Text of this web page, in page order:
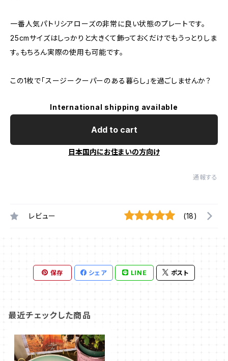
一番人気パトリシアローズの非常に良い状態のプレートです。
25cmサイズはしっかりと大きくて飾っておくだけでもうっとりしま
す。もちろん実際の使用も可能です。
この1枚で「スージークーパーのある暮らし」を過ごしませんか？
International shipping available
Add to cart
日本国内にお住まいの方向け
通報する
レビュー (18)
保存 シェア LINE ポスト
最近チェックした商品